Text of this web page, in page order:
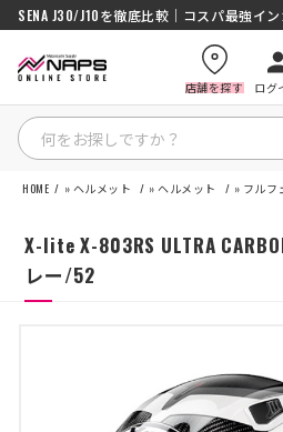
SENA J30/J10を徹底比較｜コスパ最強イ
店舗を探す ログ
カテゴリから探す
HOME » ヘルメット » ヘルメット » フルフ
X-lite X-803RS ULTRA
レー/52